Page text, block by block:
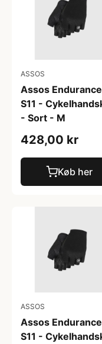
ASSOS
Assos Endurance
S11 -
- Sort - M
428,00 kr
Køb her
ASSOS
Assos Endurance
S11 -